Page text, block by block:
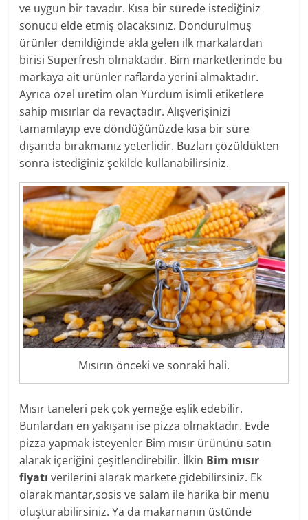
ve uygun bir tavadır. Kısa bir sürede istediğiniz
sonucu elde etmiş olacaksınız. Dondurulmuş
ürünler denildiğinde akla gelen ilk markalardan
birisi Superfresh olmaktadır. Bim marketlerinde bu
markaya ait ürünler raflarda yerini almaktadır.
Ayrıca özel üretim olan Yurdum isimli etiketlere
sahip mısırlar da revaçtadır. Alışverişinizi
tamamlayıp eve döndüğünüzde kısa bir süre
dışarıda bırakmanız yeterlidir. Buzları çözüldükten
sonra istediğiniz şekilde kullanabilirsiniz.
Mısırın önceki ve sonraki hali.
Mısır taneleri pek çok yemeğe eşlik edebilir.
Bunlardan en yakışanı ise pizza olmaktadır. Evde
pizza yapmak isteyenler Bim mısır ürününü satın
alarak içeriğini çeşitlendirebilir. İlkin Bim mısır
fiyatı verilerini alarak markete gidebilirsiniz. Ek
olarak mantar,sosis ve salam ile harika bir menü
oluşturabilirsiniz. Ya da makarnanın üstünde